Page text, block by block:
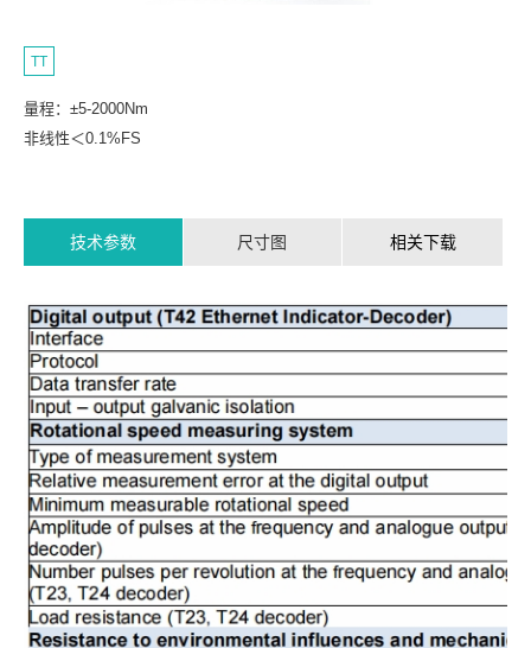
TT
量程：±5-2000Nm
非线性＜0.1%FS
技术参数 尺寸图 相关下载